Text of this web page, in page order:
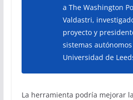
a The Washington
Valdastri,
proyecto y
sistemas
Universidad de
La herramienta podría mejorar